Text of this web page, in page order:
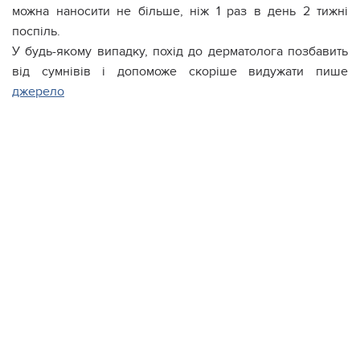
можна наносити не більше, ніж 1 раз в день 2 тижні
поспіль.
У будь-якому випадку, похід до дерматолога позбавить
від сумнівів і допоможе скоріше видужати пише
джерело